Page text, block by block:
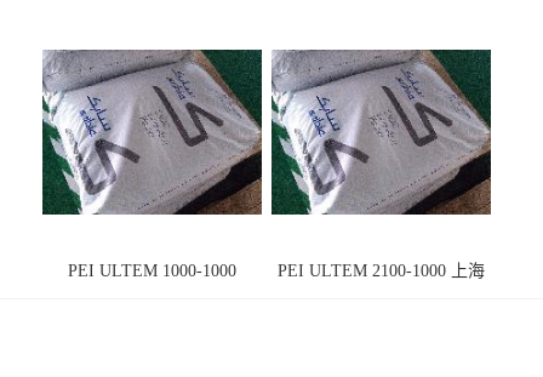
PEI ULTEM 1000-1000
PEI ULTEM 2100-1000 上海